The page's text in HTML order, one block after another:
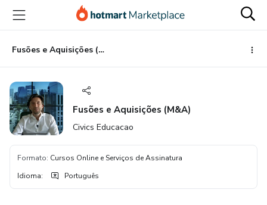
para
conteúdo
principal
para
pagamento
para
rodapé
Fusões e Aquisições (M&A)
Fusões e Aquisições (M&A)
Civics Educacao
Formato: Cursos Online e Serviços de Assinatura
Idioma: Português